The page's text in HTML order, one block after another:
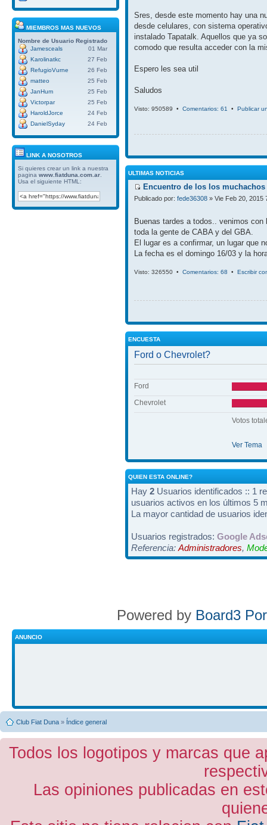
MIEMBROS MAS NUEVOS
Nombre de Usuario Registrado
Jamesceals
01 Mar
Karolinatkc
27 Feb
RefugioVurne
26 Feb
matteo
25 Feb
JanHum
25 Feb
Victorpar
25 Feb
HaroldJorce
24 Feb
DanielSyday
24 Feb
LINK A NOSOTROS
Si quieres crear un link a nuestra
pagina www.fiatduna.com.ar
Usa el siguiente HTML:
Sres, desde este momento hay una
desde celulares, con sistema
instalado Tapatalk. Aquellos que ya
comodo que resulta acceder con la
Espero les sea util
Saludos
Visto: 950589 • Comentarios: 61 • Publicar
ULTIMAS NOTICIAS
Encuentro de los los
Publicado por: fede36308 » Vie Feb 20, 2015
Buenas tardes a todos.. venimos
toda la gente de CABA y del GBA.
El lugar es a confirmar, un lugar que
La fecha es el domingo 16/03 y la
Visto: 326550 • Comentarios: 68 • Escribir
ENCUESTA
Ford o Chevrolet?
Ford
Chevrolet
Votos
Ver Tema
QUIEN ESTA ONLINE?
Hay 2 Usuarios identificados :: 1
usuarios activos en los últimos 5
La mayor cantidad de usuarios
Usuarios registrados: Google
Referencia: Administradores,
Powered by Board3
ANUNCIO
Club Fiat Duna » Índice general
Todos los logotipos y marcas que
Las opiniones publicadas en